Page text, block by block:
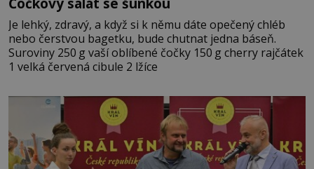
Je lehký, zdravý, a když si k němu dáte opečený chléb
nebo čerstvou bagetku, bude chutnat jedna báseň.
Suroviny 250 g vaší oblíbené čočky 150 g cherry rajčátek
1 velká červená cibule 2 lžíce